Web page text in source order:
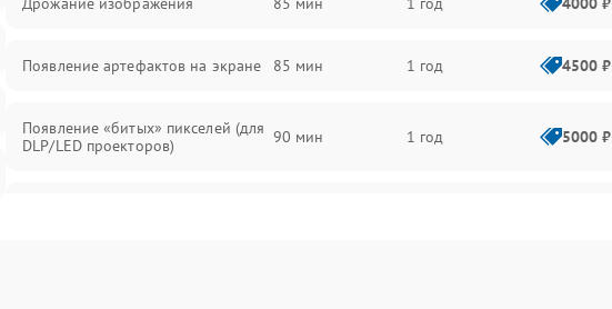
Появление артефактов на экране 85 мин 1 год 4500 ₽
Появление «битых» пикселей (для
DLP/LED проекторов)
90 мин 1 год 5000 ₽